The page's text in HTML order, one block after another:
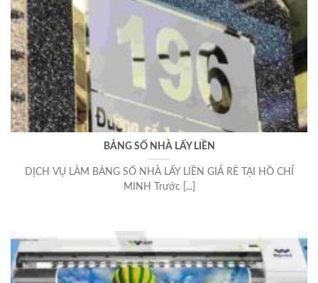
BẢNG SỐ NHÀ LẤY LIỀN
DỊCH VỤ LÀM BẢNG SỐ NHÀ LẤY LIỀN GIÁ RẺ TẠI HỒ CHÍ
MINH Trước [...]